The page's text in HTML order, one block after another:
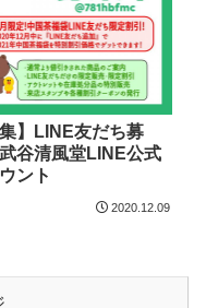
集】LINE友だち募
谷清風堂LINE公式
ント
2020.12.09